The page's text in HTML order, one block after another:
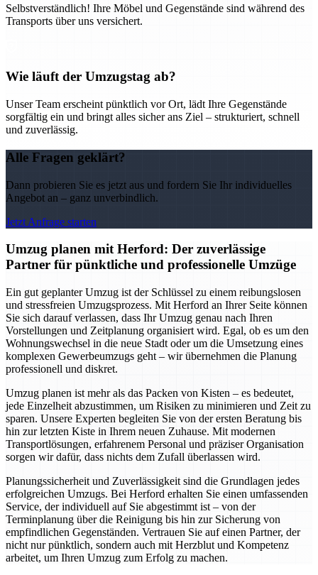
Selbstverständlich! Ihre Möbel und Gegenstände sind während des
Transports über uns versichert.
Wie läuft der Umzugstag ab?
Unser Team erscheint pünktlich vor Ort, lädt Ihre Gegenstände
sorgfältig ein und bringt alles sicher ans Ziel – strukturiert, schnell
und zuverlässig.
Alle Fragen geklärt?
Dann probieren Sie es jetzt aus und fordern Sie Ihr individuelles
Angebot an – ganz unverbindlich.
Jetzt Anfrage starten
Umzug planen mit Herford: Der zuverlässige
Partner für pünktliche und professionelle Umzüge
Ein gut geplanter Umzug ist der Schlüssel zu einem reibungslosen
und stressfreien Umzugsprozess. Mit Herford an Ihrer Seite können
Sie sich darauf verlassen, dass Ihr Umzug genau nach Ihren
Vorstellungen und Zeitplanung organisiert wird. Egal, ob es um den
Wohnungswechsel in die neue Stadt oder um die Umsetzung eines
komplexen Gewerbeumzugs geht – wir übernehmen die Planung
professionell und diskret.
Umzug planen ist mehr als das Packen von Kisten – es bedeutet,
jede Einzelheit abzustimmen, um Risiken zu minimieren und Zeit zu
sparen. Unsere Experten begleiten Sie von der ersten Beratung bis
hin zur letzten Kiste in Ihrem neuen Zuhause. Mit modernen
Transportlösungen, erfahrenem Personal und präziser Organisation
sorgen wir dafür, dass nichts dem Zufall überlassen wird.
Planungssicherheit und Zuverlässigkeit sind die Grundlagen jedes
erfolgreichen Umzugs. Bei Herford erhalten Sie einen umfassenden
Service, der individuell auf Sie abgestimmt ist – von der
Terminplanung über die Reinigung bis hin zur Sicherung von
empfindlichen Gegenständen. Vertrauen Sie auf einen Partner, der
nicht nur pünktlich, sondern auch mit Herzblut und Kompetenz
arbeitet, um Ihren Umzug zum Erfolg zu machen.